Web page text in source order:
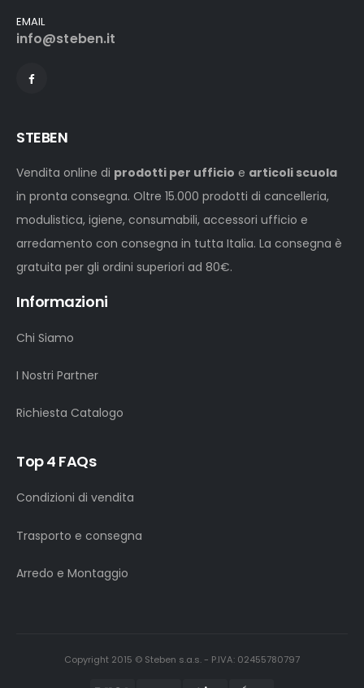
EMAIL
info@steben.it
STEBEN
Vendita online di prodotti per ufficio e articoli scuola
in pronta consegna. Oltre 15.000 prodotti di cancelleria,
modulistica, igiene, consumabili, accessori ufficio e
arredamento con consegna in tutta Italia. La consegna è
gratuita per gli ordini superiori ad 80€.
Informazioni
Chi Siamo
I Nostri Partner
Richiesta Catalogo
Top 4 FAQs
Condizioni di vendita
Trasporto e consegna
Arredo e Montaggio
Copyright 2015 © Steben s.a.s. - P.IVA: 02455780797